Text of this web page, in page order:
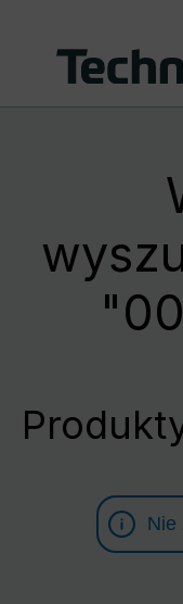
Przejdź do
Nie